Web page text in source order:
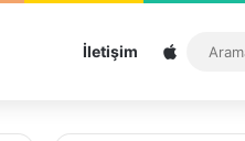
İletişim Sitemap